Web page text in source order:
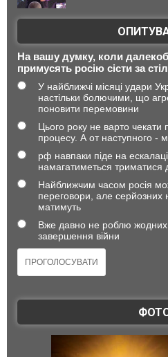
На вашу думку, коли
примусять росію сісти за
У найближчі місяці удари
настільки болючими, що
поновити перемовини
Цього року не варто
процесу. А от наступного -
рф навпаки піде на
намагатиметься триматися
Найближчим часом росія
переговори, але серйозних
матимуть
Вже давно не роблю жодних
завершення війни